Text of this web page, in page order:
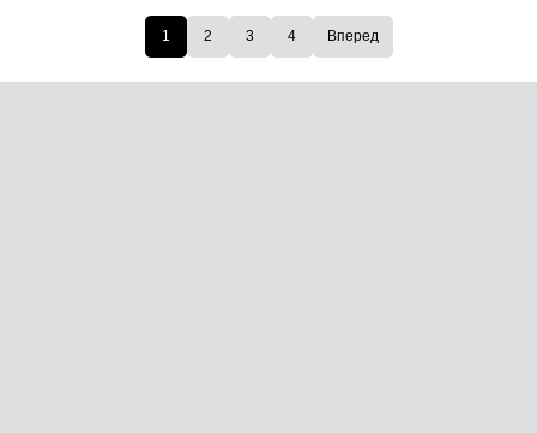
1 2 3 4 Вперед